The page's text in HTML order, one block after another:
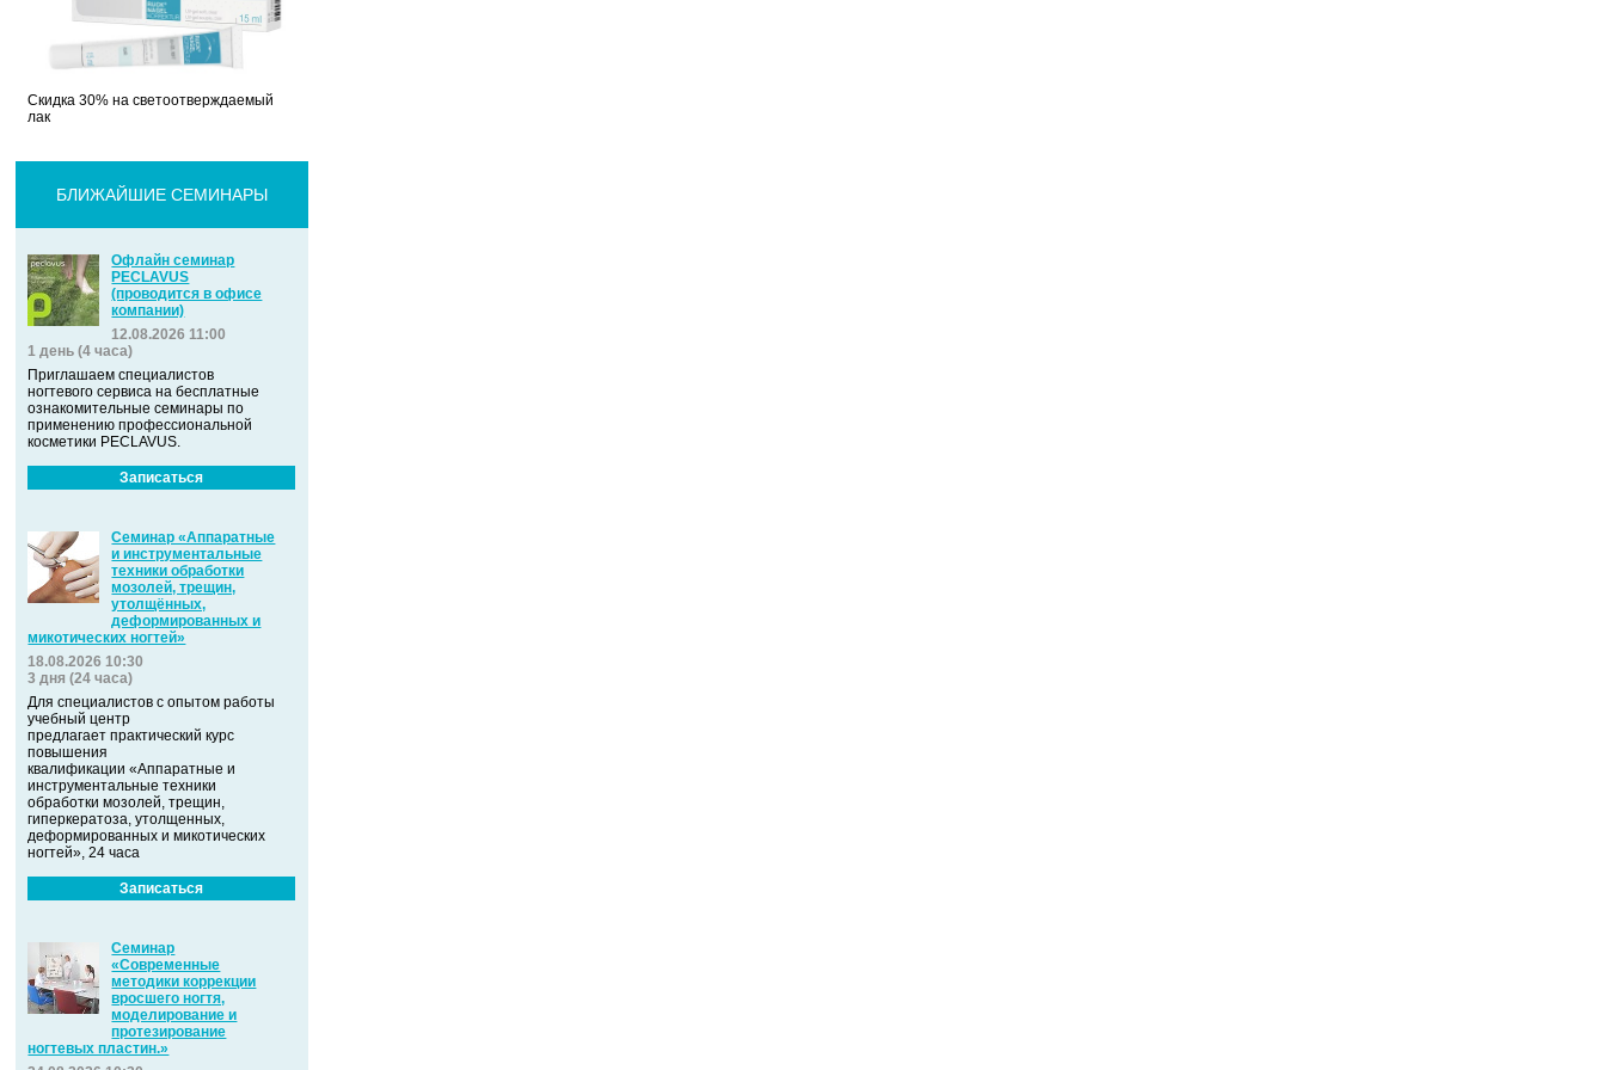
Скидка 30% на светоотверждаемый
лак
БЛИЖАЙШИЕ СЕМИНАРЫ
Офлайн семинар
PECLAVUS
(проводится в офисе
компании)
12.08.2026 11:00
1 день (4 часа)
Приглашаем специалистов
ногтевого сервиса на бесплатные
ознакомительные семинары по
применению профессиональной
косметики PECLAVUS.
Записаться
Семинар «Аппаратные
и инструментальные
техники обработки
мозолей, трещин,
утолщённых,
деформированных и
микотических ногтей»
18.08.2026 10:30
3 дня (24 часа)
Для специалистов с опытом работы
учебный центр
предлагает практический курс
повышения
квалификации «Аппаратные и
инструментальные техники
обработки мозолей, трещин,
гиперкератоза, утолщенных,
деформированных и микотических
ногтей», 24 часа
Записаться
Семинар
«Современные
методики коррекции
вросшего ногтя,
моделирование и
протезирование
ногтевых пластин.»